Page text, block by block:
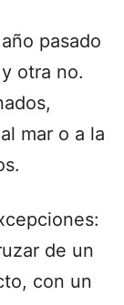
pasado
otra no.
mar o a la
de un
con un